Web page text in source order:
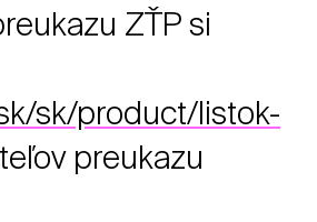
ZŤP si
sk/product/listok-
preukazu